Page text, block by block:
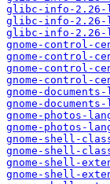
glibc-info-2.26-
glibc-info-2.26-
glibc-info-2.26-
gnome-control-
gnome-control-
gnome-control-
gnome-control-
gnome-
gnome-
gnome-photos-
gnome-photos-
gnome-shell-
gnome-shell-
gnome-shell-
gnome-shell-